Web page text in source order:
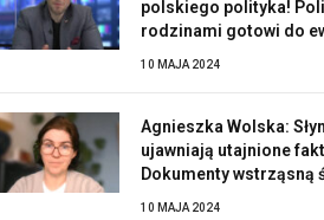
polskiego polityka!
rodzinami gotowi do
10 MAJA 2024
Agnieszka Wolska:
ujawniają utajnione
Dokumenty wstrząsną
10 MAJA 2024